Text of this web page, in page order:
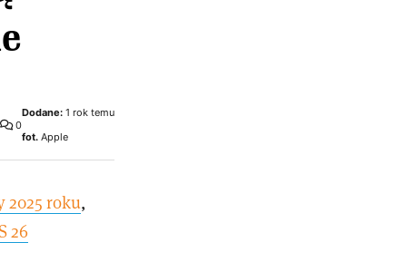
0
Dodane: 1 rok temu
fot. Apple
2025 roku,
26